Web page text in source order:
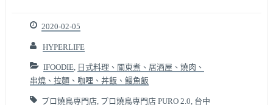
2020-02-05
HYPERLIFE
IFOODIE,
日式料理、關東煮、居酒屋、燒肉、
串燒、拉麵、咖哩、丼飯、鰻魚飯
プロ燒鳥專門店, プロ燒鳥專門店 PURO 2.0
台中